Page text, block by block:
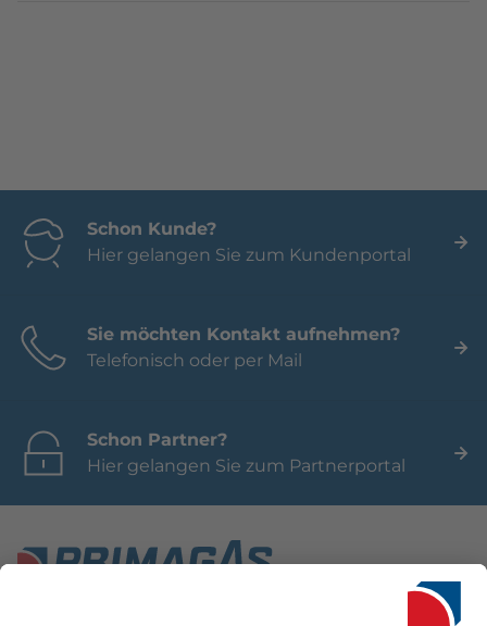
Schon Kunde?
Hier gelangen Sie zum Kundenportal
Sie möchten Kontakt aufnehmen?
Telefonisch oder per Mail
Schon Partner?
Hier gelangen Sie zum Partnerportal